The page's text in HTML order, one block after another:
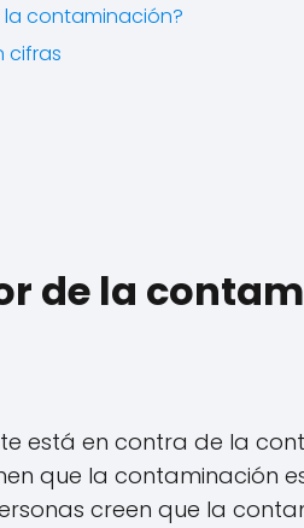
contaminación?
cifras
de la
está en contra de la
que la contaminación
creen que la